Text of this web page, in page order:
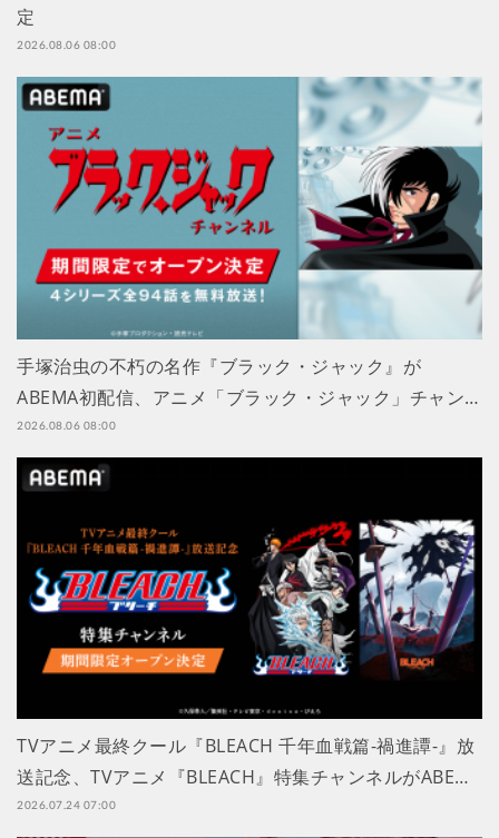
定
2026.08.06 08:00
手塚治虫の不朽の名作『ブラック・ジャック』が
ABEMA初配信、アニメ「ブラック・ジャック」チャン…
2026.08.06 08:00
TVアニメ最終クール『BLEACH 千年血戦篇-禍進譚-』放
送記念、TVアニメ『BLEACH』特集チャンネルがABE…
2026.07.24 07:00